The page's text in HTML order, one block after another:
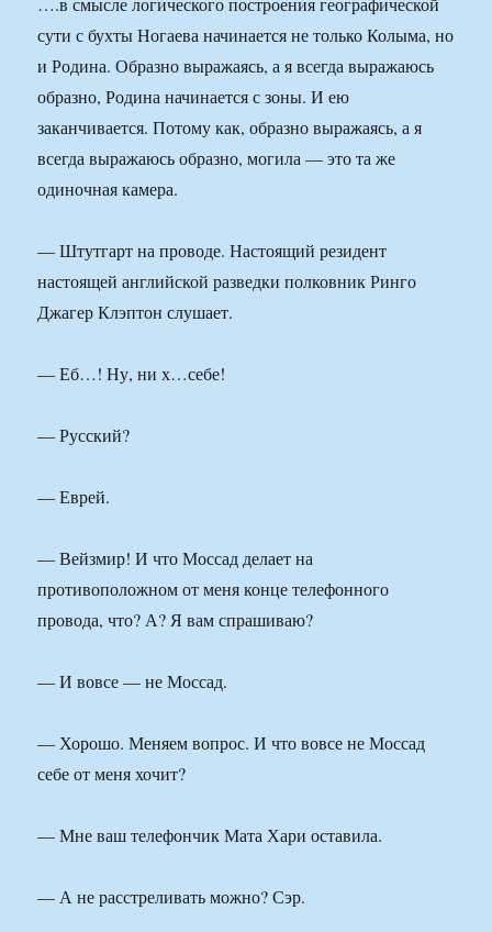
сути с бухты Ногаева начинается не только Колыма, но
и Родина. Образно выражаясь, а я всегда выражаюсь
образно, Родина начинается с зоны. И ею
заканчивается. Потому как, образно выражаясь, а я
всегда выражаюсь образно, могила — это та же
одиночная камера.
— Штутгарт на проводе. Настоящий резидент
настоящей английской разведки полковник Ринго
Джагер Клэптон слушает.
— Еб…! Ну, ни х…себе!
— Русский?
— Еврей.
— Вейзмир! И что Моссад делает на
противоположном от меня конце телефонного
провода, что? А? Я вам спрашиваю?
— И вовсе — не Моссад.
— Хорошо. Меняем вопрос. И что вовсе не Моссад
себе от меня хочит?
— Мне ваш телефончик Мата Хари оставила.
— А не расстреливать можно? Сэр.